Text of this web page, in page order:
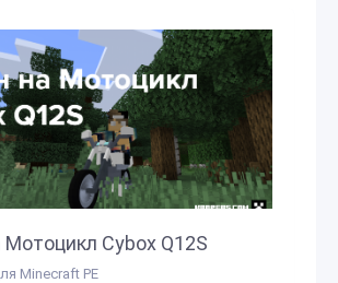
Cybox Q12S
Minecraft PE